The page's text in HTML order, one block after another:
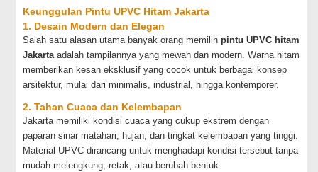
Keunggulan Pintu UPVC Hitam Jakarta
1. Desain Modern dan Elegan
Salah satu alasan utama banyak orang memilihpintu UPVC hitam
Jakartaadalah tampilannya yang mewah dan modern. Warna hitam
memberikan kesan eksklusif yang cocok untuk berbagai konsep
arsitektur, mulai dari minimalis, industrial, hingga kontemporer.
2. Tahan Cuaca dan Kelembapan
Jakarta memiliki kondisi cuaca yang cukup ekstrem dengan
paparan sinar matahari, hujan, dan tingkat kelembapan yang tinggi.
Material UPVC dirancang untuk menghadapi kondisi tersebut tanpa
mudah melengkung, retak, atau berubah bentuk.